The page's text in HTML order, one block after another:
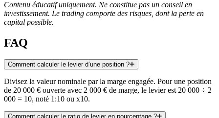
Contenu éducatif uniquement. Ne constitue pas un conseil en
investissement. Le trading comporte des risques, dont la perte en
capital possible.
FAQ
Comment calculer le levier d’une position ?
Divisez la valeur nominale par la marge engagée. Pour une position
de 20 000 € ouverte avec 2 000 € de marge, le levier est 20 000 ÷ 2
000 = 10, noté 1:10 ou x10.
Comment calculer le ratio de levier en pourcentage ?